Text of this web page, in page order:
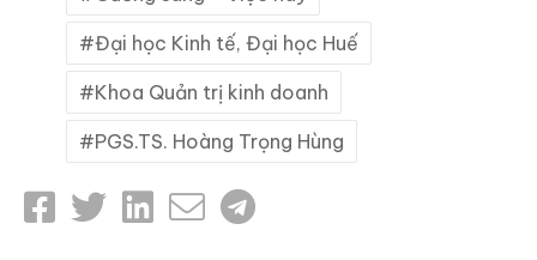
Đại học Kinh tế, Đại học Huế
Khoa Quản trị kinh doanh
PGS.TS. Hoàng Trọng Hùng